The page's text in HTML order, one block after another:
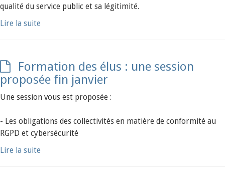
qualité du service public et sa légitimité.
Lire la suite
Formation des élus : une session
proposée fin janvier
Une session vous est proposée :
- Les obligations des collectivités en matière de conformité au
RGPD et cybersécurité
Lire la suite